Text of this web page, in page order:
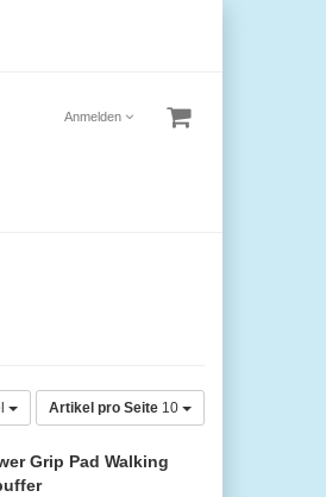
Anmelden
Artikel pro Seite 10
Grip Pad Walking